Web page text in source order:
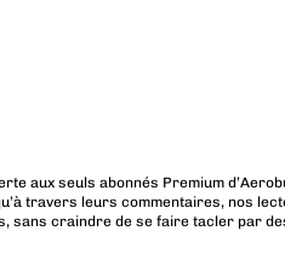
aux seuls abonnés Premium
travers leurs commentaires, nos
sans craindre de se faire tacler par